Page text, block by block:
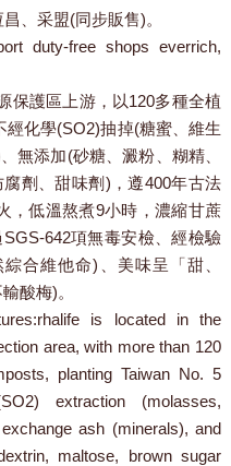
、采盟(同步販售)。
duty-free shops everrich,
保護區上游，以120多種全植
化學(SO2)抽掉(糖蜜、維生
無添加(砂糖、澱粉、糊精、
劑、甜味劑)，遵400年古法
，低溫熬煮9小時，濃縮甘蔗
642項無毒安檢、經檢驗
合維他命)、美味呈「甜、
酸梅)。
rhalife is located in the
area, with more than 120
planting Taiwan No. 5
extraction (molasses,
ash (minerals), and
maltose, brown sugar